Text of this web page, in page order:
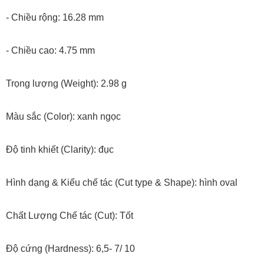
- Chiều rộng: 16.28 mm
- Chiều cao: 4.75 mm
Trọng lượng (Weight): 2.98 g
Màu sắc (Color): xanh ngọc
Độ tinh khiết (Clarity): đục
Hình dạng & Kiểu chế tác (Cut type & Shape): hình oval
Chất Lượng Chế tác (Cut): Tốt
Độ cứng (Hardness): 6,5- 7/ 10